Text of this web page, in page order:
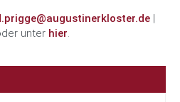
|
unter hier.